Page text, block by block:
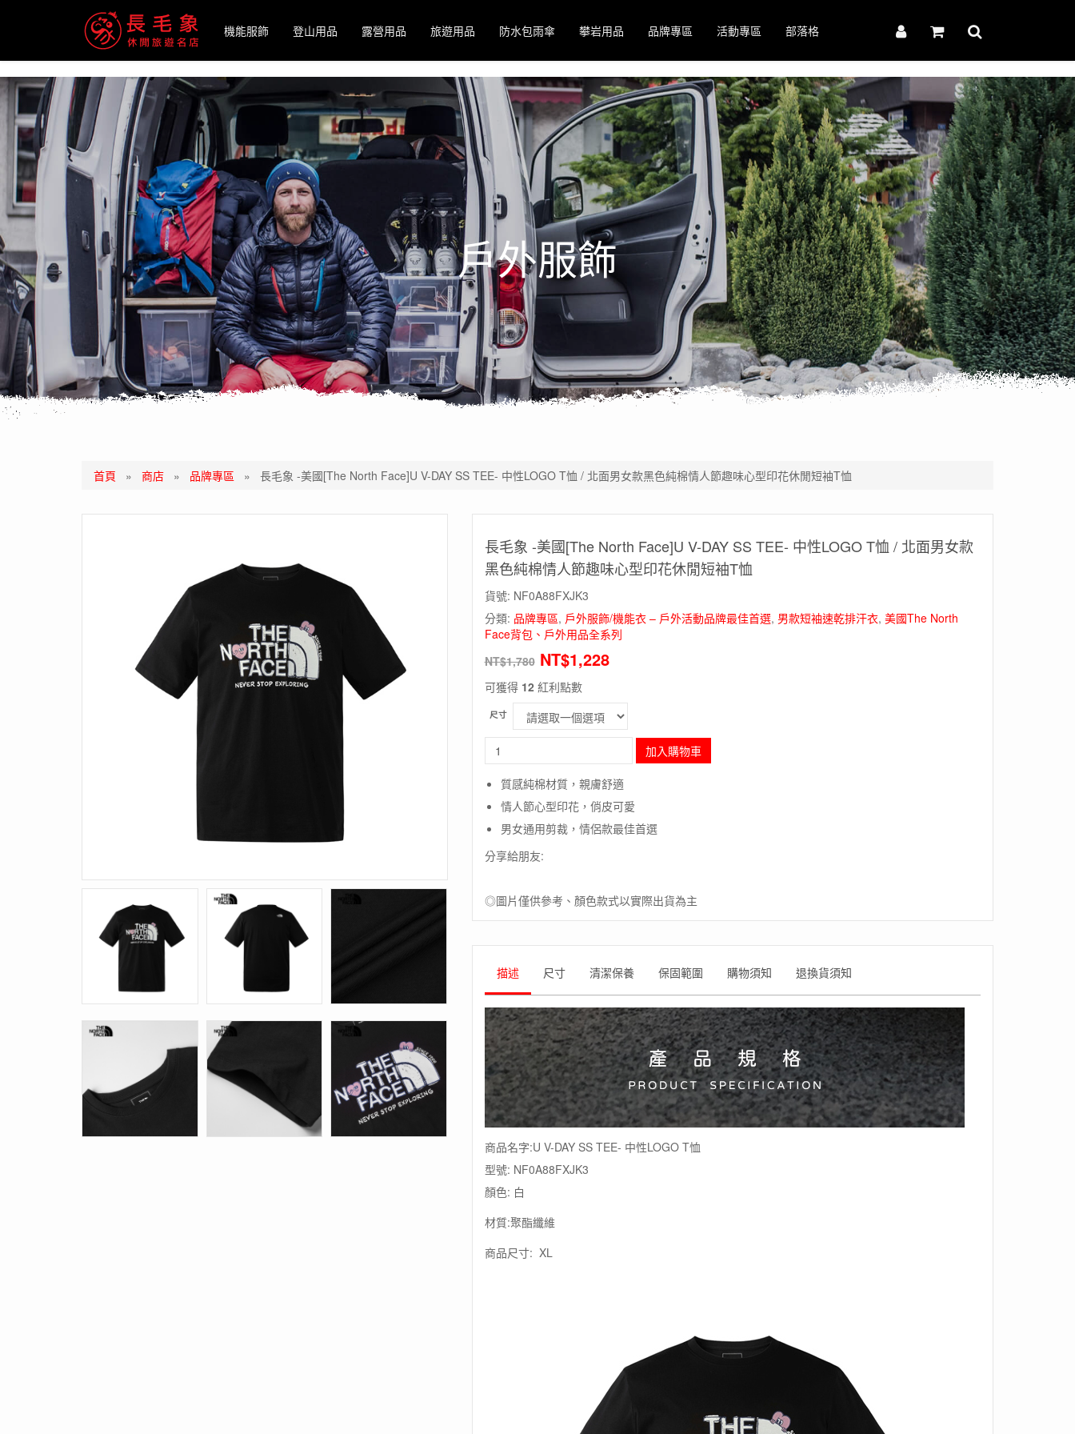
機能服飾
登山用品 露營用品 旅遊用品 防水包雨傘 攀岩用品 品牌專區 活動專區 部落格
戶外服飾
首頁 » 商店 » 品牌專區 » 長毛象 -美國[The North Face]U V-DAY SS TEE- 中性LOGO T恤 / 北面男女款黑色純棉情人節趣味心型印花休閒短袖T恤
長毛象 -美國[The North Face]U V-DAY SS TEE- 中性LOGO T恤 / 北面男女款
黑色純棉情人節趣味心型印花休閒短袖T恤
貨號: NF0A88FXJK3
分類: 品牌專區, 戶外服飾/機能衣 – 戶外活動品牌最佳首選, 男款短袖速乾排汗衣, 美國The North
Face背包、戶外用品全系列
NT$1,780 NT$1,228
可獲得 12紅利點數
尺寸
毛
美
國
North
DAY
SS
T
恤
/
北
面
男
女
款
黑
色
純
棉
情
節
味
加入購物車
質感純棉材質，親膚舒適
情人節心型印花，俏皮可愛
男女通用剪裁，情侶款最佳首選
分享給朋友:
◎圖片僅供參考、顏色款式以實際出貨為主
描述 尺寸 清潔保養 保固範圍 購物須知 退換貨須知
商品名字:U V-DAY SS TEE- 中性LOGO T恤
型號: NF0A88FXJK3
顏色: 白
材質:聚酯纖維
商品尺寸: XL